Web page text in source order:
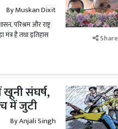
ByMuskan Dixit
परिश्रम और राष्ट्र
है तथा इतिहास
Share
संघर्ष,
में जुटी
ByAnjali Singh